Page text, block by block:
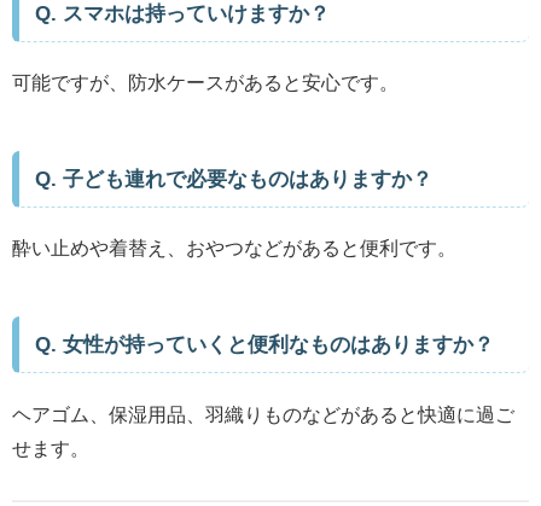
Q. スマホは持っていけますか？
可能ですが、防水ケースがあると安心です。
Q. 子ども連れで必要なものはありますか？
酔い止めや着替え、おやつなどがあると便利です。
Q. 女性が持っていくと便利なものはありますか？
ヘアゴム、保湿用品、羽織りものなどがあると快適に過ご
せます。